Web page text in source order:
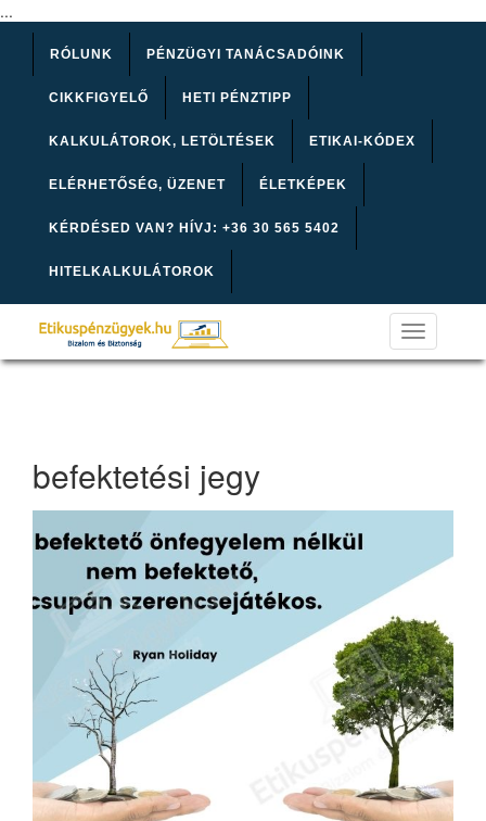
...
RÓLUNK PÉNZÜGYI TANÁCSADÓINK
CIKKFIGYELŐ HETI PÉNZTIPP
KALKULÁTOROK, LETÖLTÉSEK ETIKAI-KÓDEX
ELÉRHETŐSÉG, ÜZENET ÉLETKÉPEK
KÉRDÉSED VAN? HÍVJ: +36 30 565 5402
HITELKALKULÁTOROK
Toggle
navigation
befektetési jegy